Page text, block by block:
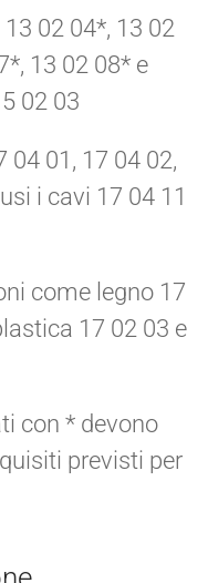
02 04*, 13 02
13 02 08* e
02 03
04 01, 17 04 02,
i cavi 17 04 11
come legno 17
17 02 03 e
con * devono
previsti per